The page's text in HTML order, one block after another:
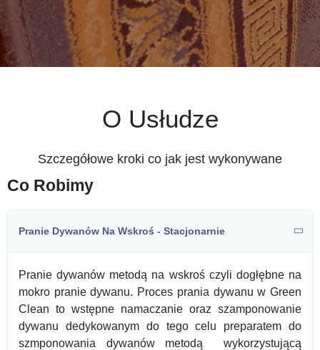
O Usłudze
Szczegółowe kroki co jak jest wykonywane
Co Robimy
Pranie Dywanów Na Wskroś - Stacjonarnie
Pranie dywanów metodą na wskroś czyli dogłębne na
mokro pranie dywanu. Proces prania dywanu w Green
Clean to wstępne namaczanie oraz szamponowanie
dywanu dedykowanym do tego celu preparatem do
szmponowania dywanów metodą wykorzystującą